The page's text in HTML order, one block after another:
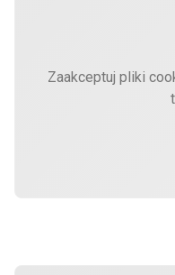
Zaakceptuj pliki